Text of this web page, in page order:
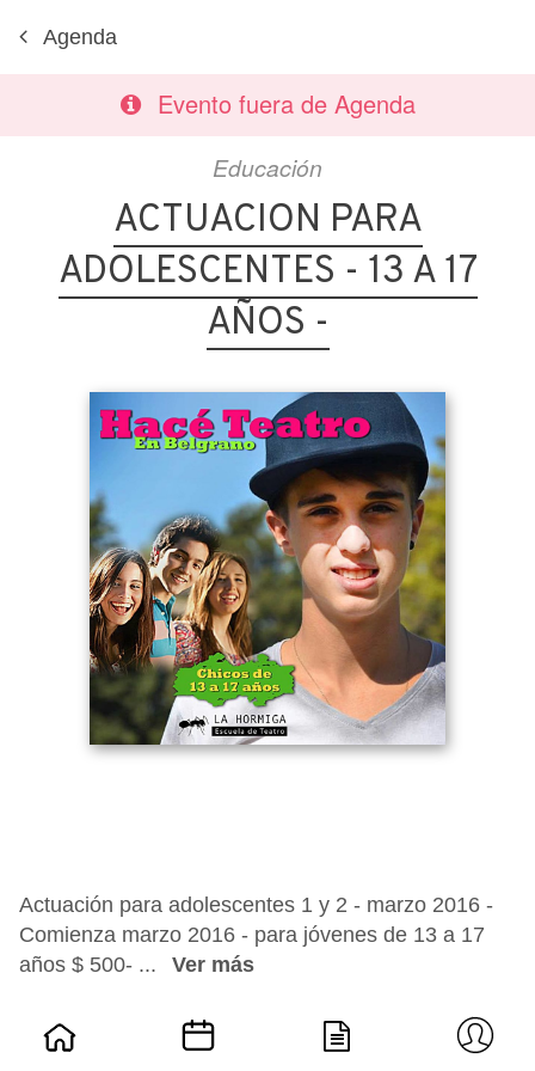
Agenda
Evento fuera de Agenda
Educación
ACTUACION PARA
ADOLESCENTES - 13 A 17
AÑOS -
Actuación para adolescentes 1 y 2 - marzo 2016 -
Comienza marzo 2016 - para jóvenes de 13 a 17
años $ 500- ...
Ver más